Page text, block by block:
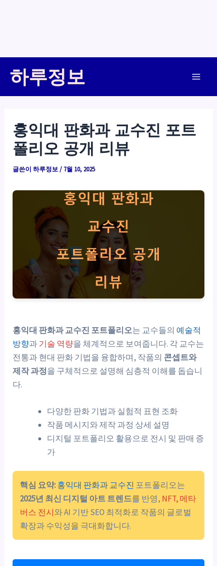
하루정보
홍익대 판화과 교수진 포트
폴리오 공개 리뷰
글쓴이하루정보/ 7월 10, 2025
홍익대 판화과 교수진 포트폴리오는 교수들의 예술적
방향과기술 역량을 체계적으로 보여줍니다. 각 교수는
전통과 현대 판화 기법을 융합하며, 작품의 콘셉트와
제작 과정을 구체적으로 설명해 심층적 이해를 돕습니
다.
다양한 판화 기법과 실험적 표현 조화
작품 메시지와 제작 과정 상세 설명
디지털 포트폴리오 활용으로 전시 및 판매 증
가
핵심 요약:홍익대 판화과 교수진 포트폴리오는
2025년 최신 디지털 아트 트렌드를 반영, NFT, 메타
버스 전시와 AI 기반 SEO 최적화로 작품의 글로벌
확장과 수익성을 극대화합니다.